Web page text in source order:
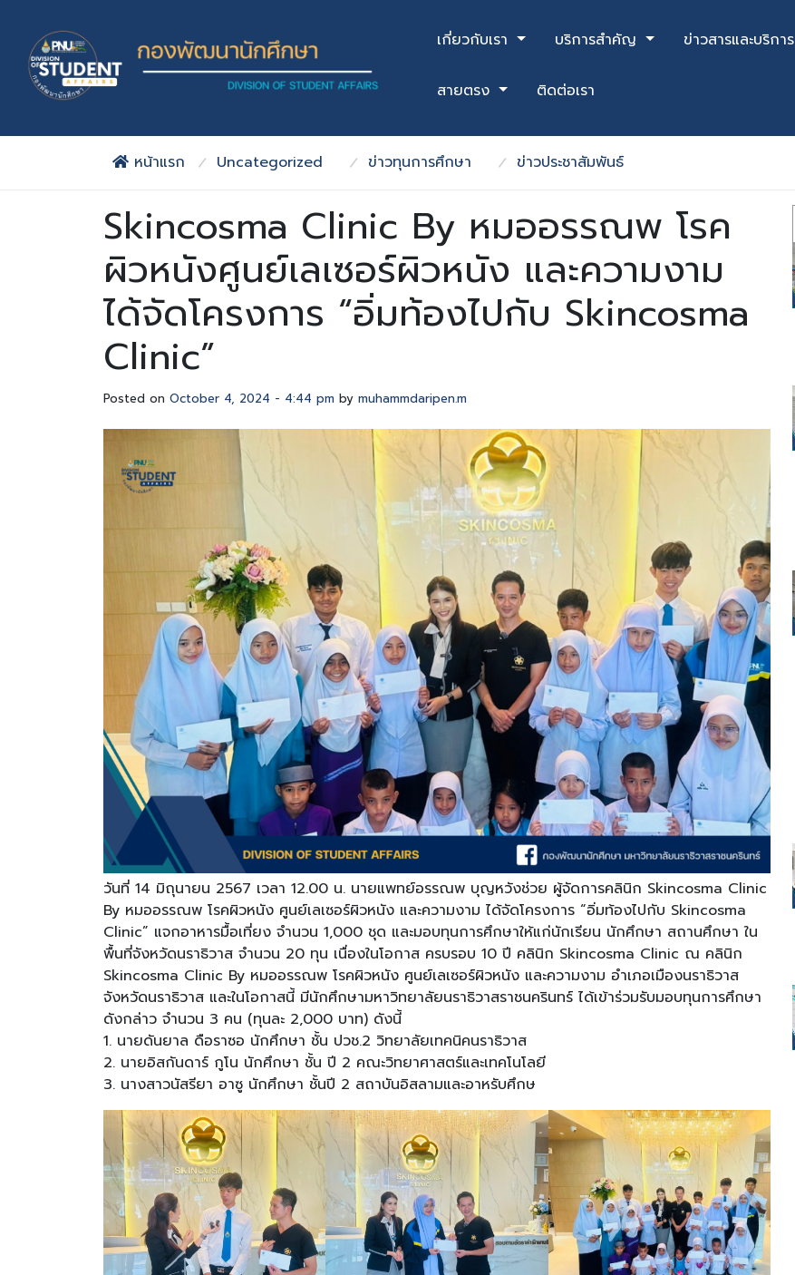
เกี่ยวกับเรา
บริการสำคัญ ข่าวสารและบริการ
สายตรง ติดต่อเรา
หน้าแรก Uncategorized ข่าวทุนการศึกษา ข่าวประชาสัมพันธ์
Skincosma Clinic By หมออรรณพ โรค
ผิวหนังศูนย์เลเซอร์ผิวหนัง และความงาม
ได้จัดโครงการ “อิ่มท้องไปกับ Skincosma
Clinic”
Posted on October 4, 2024 - 4:44 pm by muhammdaripen.m
วันที่ 14 มิถุนายน 2567 เวลา 12.00 น. นายแพทย์อรรณพ บุญหวังช่วย ผู้จัดการคลินิก Skincosma Clinic
By หมออรรณพ โรคผิวหนัง ศูนย์เลเซอร์ผิวหนัง และความงาม ได้จัดโครงการ “อิ่มท้องไปกับ Skincosma
Clinic” แจกอาหารมื้อเที่ยง จำนวน 1,000 ชุด และมอบทุนการศึกษาให้แก่นักเรียน นักศึกษา สถานศึกษา ใน
พื้นที่จังหวัดนราธิวาส จำนวน 20 ทุน เนื่องในโอกาส ครบรอบ 10 ปี คลินิก Skincosma Clinic ณ คลินิก
Skincosma Clinic By หมออรรณพ โรคผิวหนัง ศูนย์เลเซอร์ผิวหนัง และความงาม อำเภอเมืองนราธิวาส
จังหวัดนราธิวาส และในโอกาสนี้ มีนักศึกษามหาวิทยาลัยนราธิวาสราชนครินทร์ ได้เข้าร่วมรับมอบทุนการศึกษา
ดังกล่าว จำนวน 3 คน (ทุนละ 2,000 บาท) ดังนี้
1. นายดันยาล ดือราซอ นักศึกษา ชั้น ปวช.2 วิทยาลัยเทคนิคนราธิวาส
2. นายอิสกันดาร์ กูโน นักศึกษา ชั้น ปี 2 คณะวิทยาศาสตร์และเทคโนโลยี
3. นางสาวนัสรียา อาซู นักศึกษา ชั้นปี 2 สถาบันอิสลามและอาหรับศึกษ